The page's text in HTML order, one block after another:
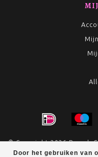
Door het gebruiken van
© Copyright 2026 Rumah
-